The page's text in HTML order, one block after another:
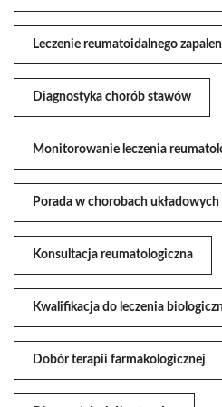
Leczenie reumatoidalnego
Diagnostyka chorób stawów
Monitorowanie leczenia
Porada w chorobach układowych
Konsultacja reumatologiczna
Kwalifikacja do leczenia
Dobór terapii farmakologicznej